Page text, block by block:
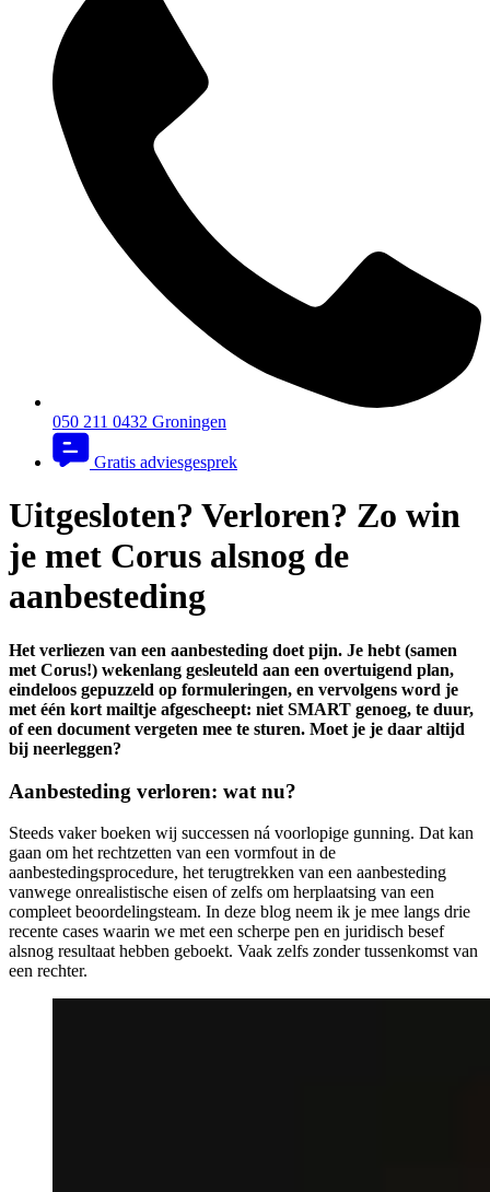
050 211 0432 Groningen
Gratis adviesgesprek
Uitgesloten? Verloren? Zo win
je met Corus alsnog de
aanbesteding
Het verliezen van een aanbesteding doet pijn. Je hebt (samen
met Corus!) wekenlang gesleuteld aan een overtuigend plan,
eindeloos gepuzzeld op formuleringen, en vervolgens word je
met één kort mailtje afgescheept: niet SMART genoeg, te duur,
of een document vergeten mee te sturen. Moet je je daar altijd
bij neerleggen?
Aanbesteding verloren: wat nu?
Steeds vaker boeken wij successen ná voorlopige gunning. Dat kan
gaan om het rechtzetten van een vormfout in de
aanbestedingsprocedure, het terugtrekken van een aanbesteding
vanwege onrealistische eisen of zelfs om herplaatsing van een
compleet beoordelingsteam. In deze blog neem ik je mee langs drie
recente cases waarin we met een scherpe pen en juridisch besef
alsnog resultaat hebben geboekt. Vaak zelfs zonder tussenkomst van
een rechter.